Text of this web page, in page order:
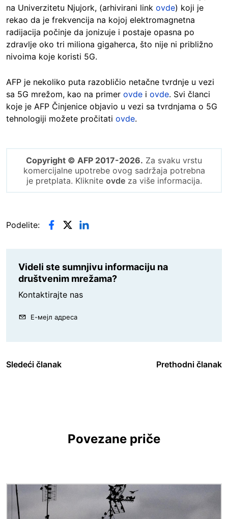
na Univerzitetu Njujork, (arhivirani link ovde) koji je
rekao da je frekvencija na kojoj elektromagnetna
radijacija počinje da jonizuje i postaje opasna po
zdravlje oko tri miliona gigaherca, što nije ni približno
nivoima koje koristi 5G.
AFP je nekoliko puta razobličio netačne tvrdnje u vezi
sa 5G mrežom, kao na primer ovde i ovde. Svi članci
koje je AFP Činjenice objavio u vezi sa tvrdnjama o 5G
tehnologiji možete pročitati ovde.
Copyright © AFP 2017-2026. Za svaku vrstu
komercijalne upotrebe ovog sadržaja potrebna
je pretplata. Kliknite ovdeza više informacija.
Podelite:
Videli ste sumnjivu informaciju na
društvenim mrežama?
Kontaktirajte nas
Е-мејл адреса
Sledeći članak Prethodni članak
Povezane priče
Image